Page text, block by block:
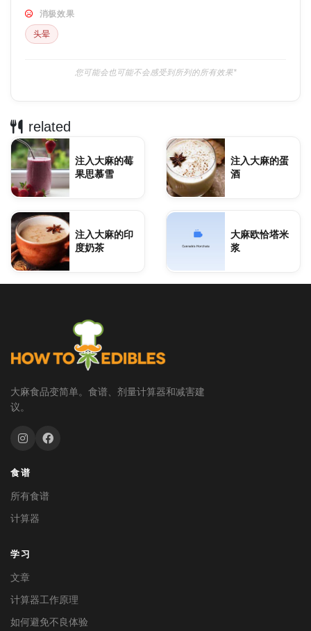
消极效果
头晕
您可能会也可能不会感受到所列的所有效果*
related
注入大麻的莓
果思慕雪
注入大麻的蛋
酒
注入大麻的印
度奶茶
大麻欧恰塔米
浆
大麻食品变简单。食谱、剂量计算器和减害建
议。
食谱
所有食谱
计算器
学习
文章
计算器工作原理
如何避免不良体验